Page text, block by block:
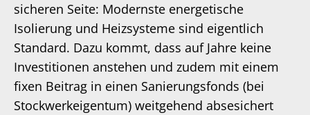
sicheren Seite: Modernste energetische
Isolierung und Heizsysteme sind eigentlich
Standard. Dazu kommt, dass auf Jahre keine
Investitionen anstehen und zudem mit einem
fixen Beitrag in einen Sanierungsfonds (bei
Stockwerkeigentum) weitgehend absesichert